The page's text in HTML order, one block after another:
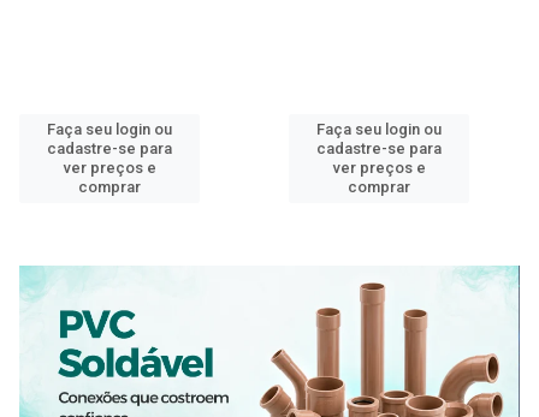
Faça seu login ou
cadastre-se para
ver preços e
comprar
Faça seu login ou
cadastre-se para
ver preços e
comprar